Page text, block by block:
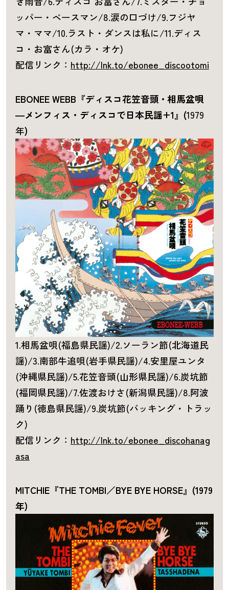
ッパー・ベースマン/8.涙の口づけ/9.フジヤ
マ・ママ/10.ラスト・ダンスは私に/11.ディス
コ・お富さん(カラ・オケ)
配信リンク： http://lnk.to/ebonee_discootomi
EBONEE WEBB『ディスコ花笠音頭 • 相馬盆唄
―メンフィス・ディスコで日本民謡+1』(1979
年)
1.相馬盆唄(福島県民謡)/2.ソーラン節(北海道民
謡)/3.南部牛追唄(岩手県民謡)/4.安里屋ユンタ
(沖縄県民謡)/5.花笠音頭(山形県民謡)/6.炭坑節
(福岡県民謡)/7.佐渡おけさ(新潟県民謡)/8.阿波
踊り(徳島県民謡)/9.炭坑節(バッキング・トラッ
ク)
配信リンク： http://lnk.to/ebonee_discohanag
asa
MITCHIE『THE TOMBI／BYE BYE HORSE』(1979
年)